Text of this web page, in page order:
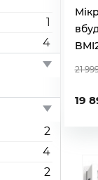
1
4
2
4
2
21
19